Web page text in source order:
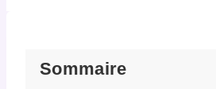
Sommaire